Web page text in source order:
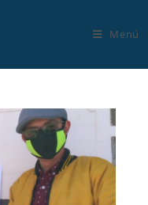
Menú